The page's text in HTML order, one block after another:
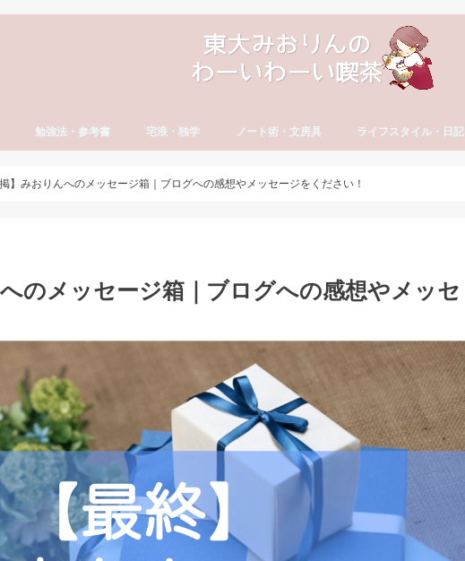
勉強法・参考書 宅浪・独学 ノート術・文房具 ライフスタイル・日記
掲】みおりんへのメッセージ箱｜ブログへの感想やメッセージをください！
へのメッセージ箱｜ブログへの感想やメッセ